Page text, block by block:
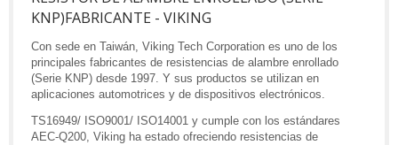
KNP)FABRICANTE - VIKING
Con sede en Taiwán, Viking Tech Corporation es uno de los
principales fabricantes de resistencias de alambre enrollado
(Serie KNP) desde 1997. Y sus productos se utilizan en
aplicaciones automotrices y de dispositivos electrónicos.
TS16949/ ISO9001/ ISO14001 y cumple con los estándares
AEC-Q200, Viking ha estado ofreciendo resistencias de